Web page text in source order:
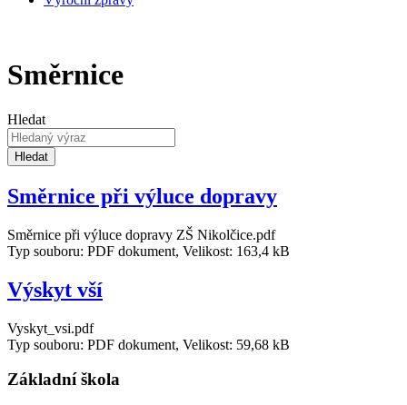
Směrnice
Hledat
Hledat
Směrnice při výluce dopravy
Směrnice při výluce dopravy ZŠ Nikolčice.pdf
Typ souboru: PDF dokument, Velikost: 163,4 kB
Výskyt vší
Vyskyt_vsi.pdf
Typ souboru: PDF dokument, Velikost: 59,68 kB
Základní škola